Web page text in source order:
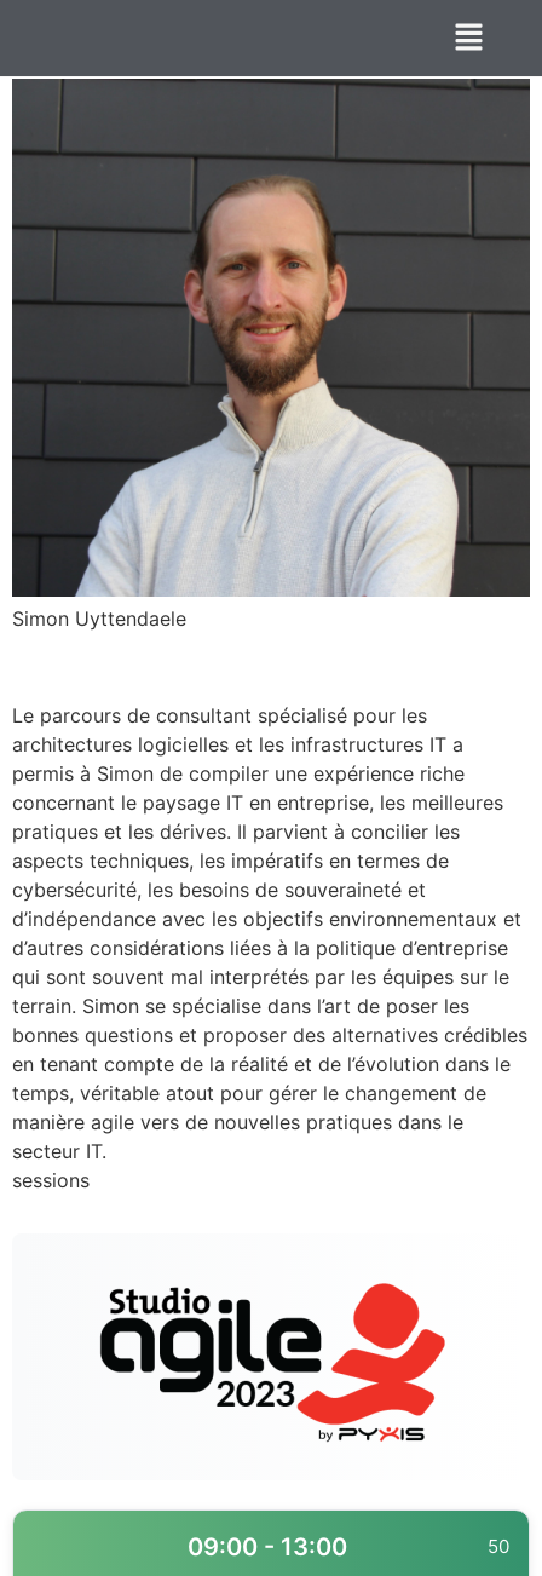
Simon Uyttendaele
Le parcours de consultant spécialisé pour les
architectures logicielles et les infrastructures IT a
permis à Simon de compiler une expérience riche
concernant le paysage IT en entreprise, les meilleures
pratiques et les dérives. Il parvient à concilier les
aspects techniques, les impératifs en termes de
cybersécurité, les besoins de souveraineté et
d’indépendance avec les objectifs environnementaux et
d’autres considérations liées à la politique d’entreprise
qui sont souvent mal interprétés par les équipes sur le
terrain. Simon se spécialise dans l’art de poser les
bonnes questions et proposer des alternatives crédibles
en tenant compte de la réalité et de l’évolution dans le
temps, véritable atout pour gérer le changement de
manière agile vers de nouvelles pratiques dans le
secteur IT.
sessions
09:00 - 13:00 50